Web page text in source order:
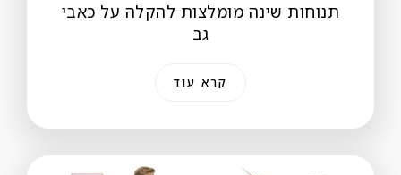
תנוחות שינה מומלצות להקלה על כאבי
גב
קרא עוד